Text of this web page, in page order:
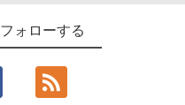
ォローする